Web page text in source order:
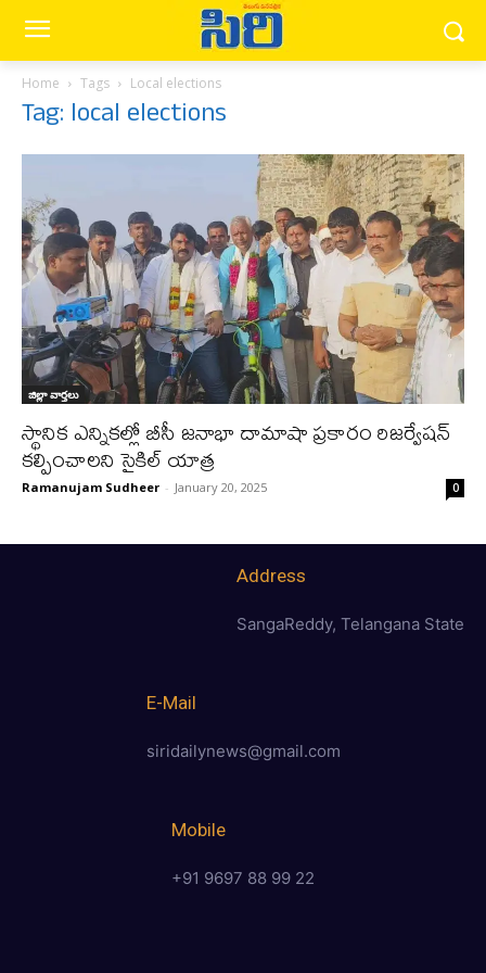
Home Tags Local elections
Tag: local elections
జిల్లా వార్త‌లు
స్థానిక ఎన్నికల్లో బీసీ జనాభా దామాషా ప్రకారం రిజర్వేషన్
కల్పించాలని సైకిల్ యాత్ర
Ramanujam Sudheer - January 20, 2025 0
Address
SangaReddy, Telangana State
E-Mail
siridailynews@gmail.com
Mobile
+91 9697 88 99 22